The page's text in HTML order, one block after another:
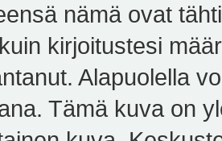
nämä ovat
kirjoitustesi
Alapuolella
Tämä kuva on